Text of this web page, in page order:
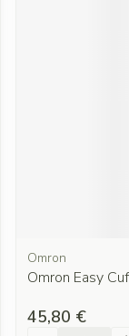
Omron
Omron Easy
45,80 €